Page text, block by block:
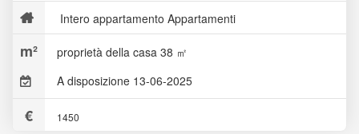
Intero appartamento Appartamenti
proprietà della casa 38 ㎡
A disposizione 13-06-2025
1450